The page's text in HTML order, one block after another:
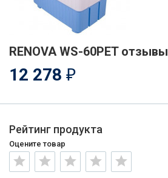
RENOVA WS-60PET отзывы
12 278 ₽
Рейтинг продукта
Оцените товар